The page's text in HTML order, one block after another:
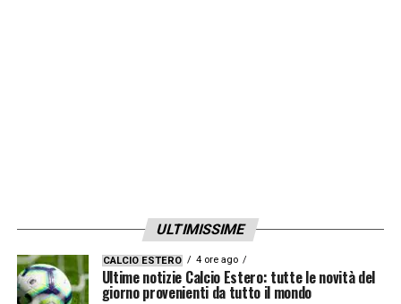
ULTIMISSIME
CALCIO ESTERO 4 ore ago
Ultime notizie Calcio Estero: tutte le novità del
giorno provenienti da tutto il mondo